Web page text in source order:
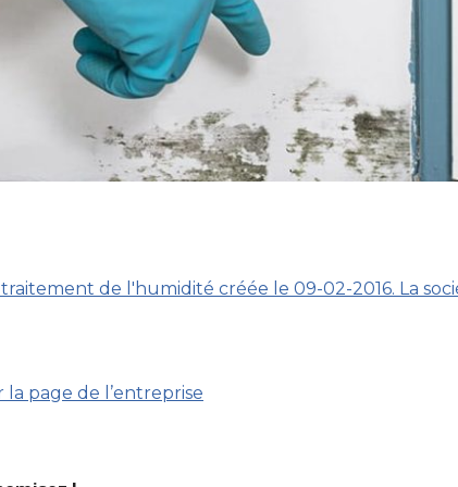
de l'humidité créée le 09-02-2016. La
la page de l’entreprise